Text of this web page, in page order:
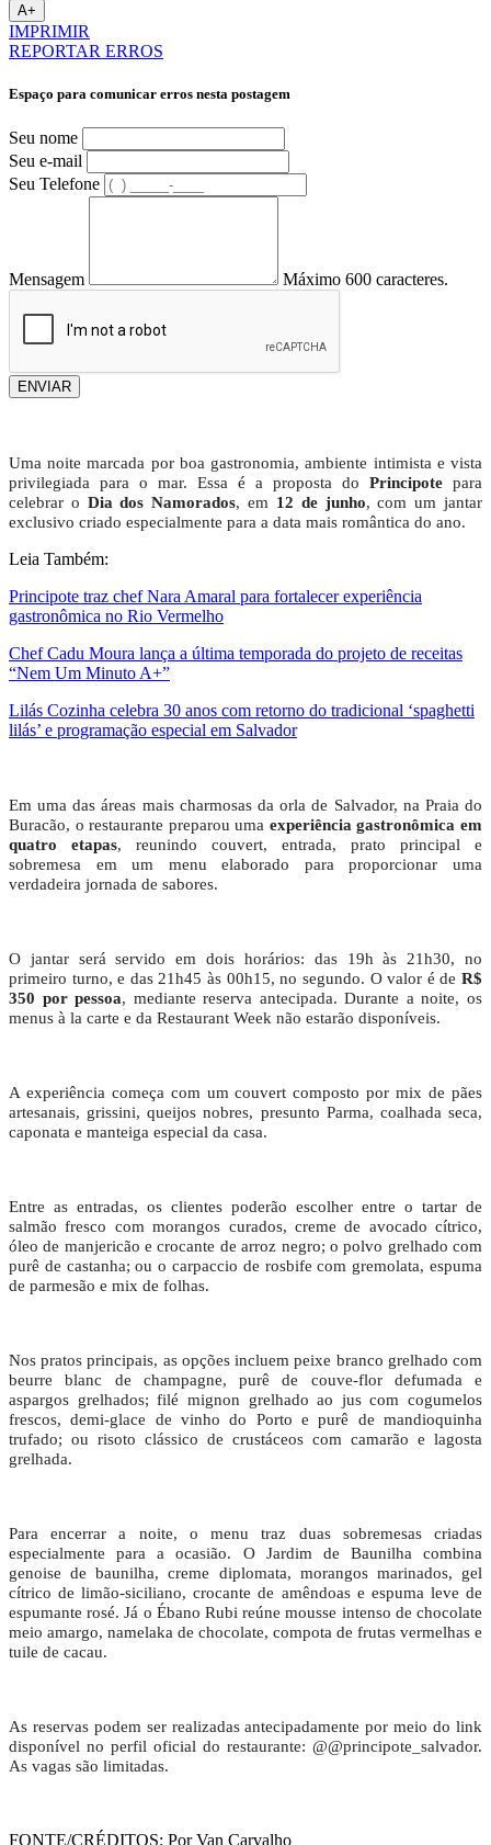
A+
IMPRIMIR
REPORTAR ERROS
Espaço para comunicar erros nesta postagem
Seu nome
Seu e-mail
Seu Telefone
Mensagem Máximo 600 caracteres.
ENVIAR
Uma noite marcada por boa gastronomia, ambiente intimista e vista
privilegiada para o mar. Essa é a proposta do Principote para
celebrar o Dia dos Namorados, em 12 de junho, com um jantar
exclusivo criado especialmente para a data mais romântica do ano.
Leia Também:
Principote traz chef Nara Amaral para fortalecer experiência
gastronômica no Rio Vermelho
Chef Cadu Moura lança a última temporada do projeto de receitas
“Nem Um Minuto A+”
Lilás Cozinha celebra 30 anos com retorno do tradicional ‘spaghetti
lilás’ e programação especial em Salvador
Em uma das áreas mais charmosas da orla de Salvador, na Praia do
Buracão, o restaurante preparou uma experiência gastronômica em
quatro etapas, reunindo couvert, entrada, prato principal e
sobremesa em um menu elaborado para proporcionar uma
verdadeira jornada de sabores.
O jantar será servido em dois horários: das 19h às 21h30, no
primeiro turno, e das 21h45 às 00h15, no segundo. O valor é de R$
350 por pessoa, mediante reserva antecipada. Durante a noite, os
menus à la carte e da Restaurant Week não estarão disponíveis.
A experiência começa com um couvert composto por mix de pães
artesanais, grissini, queijos nobres, presunto Parma, coalhada seca,
caponata e manteiga especial da casa.
Entre as entradas, os clientes poderão escolher entre o tartar de
salmão fresco com morangos curados, creme de avocado cítrico,
óleo de manjericão e crocante de arroz negro; o polvo grelhado com
purê de castanha; ou o carpaccio de rosbife com gremolata, espuma
de parmesão e mix de folhas.
Nos pratos principais, as opções incluem peixe branco grelhado com
beurre blanc de champagne, purê de couve-flor defumada e
aspargos grelhados; filé mignon grelhado ao jus com cogumelos
frescos, demi-glace de vinho do Porto e purê de mandioquinha
trufado; ou risoto clássico de crustáceos com camarão e lagosta
grelhada.
Para encerrar a noite, o menu traz duas sobremesas criadas
especialmente para a ocasião. O Jardim de Baunilha combina
genoise de baunilha, creme diplomata, morangos marinados, gel
cítrico de limão-siciliano, crocante de amêndoas e espuma leve de
espumante rosé. Já o Ébano Rubi reúne mousse intenso de chocolate
meio amargo, namelaka de chocolate, compota de frutas vermelhas e
tuile de cacau.
As reservas podem ser realizadas antecipadamente por meio do link
disponível no perfil oficial do restaurante: @@principote_salvador.
As vagas são limitadas.
FONTE/CRÉDITOS: Por Van Carvalho